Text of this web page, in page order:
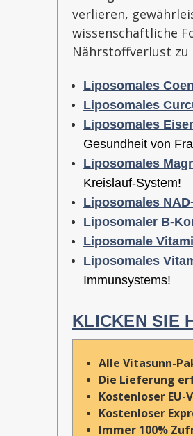
verlieren,
wissenschaftliche
Nährstoffverlust zu
Liposomales
Liposomales
Liposomales
Gesundheit von
Liposomales
Kreislauf-System!
Liposomales
Liposomaler B-
Liposomale
Liposomales
Immunsystems!
KLICKEN SIE
Alle Vitasunn-
Die Lieferung
Kostenloser
Kostenloser
Immer 100%